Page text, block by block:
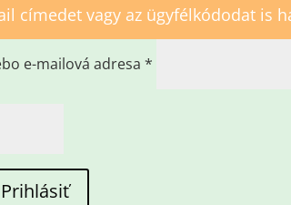
címedet vagy az ügyfélkódodat is
e-mailová adresa*
Prihlásiť